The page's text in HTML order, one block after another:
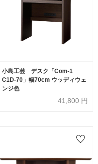
小島工芸 デスク「Com-1
C1D-70」幅70cm ウッディウェ
ンジ色
41,800 円